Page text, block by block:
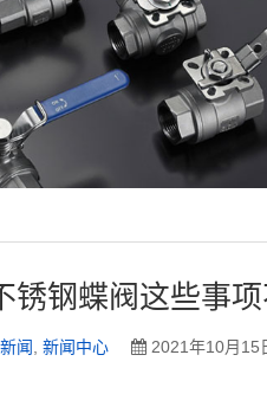
锈钢蝶阀这些事
闻 新闻中心 2021年10月15